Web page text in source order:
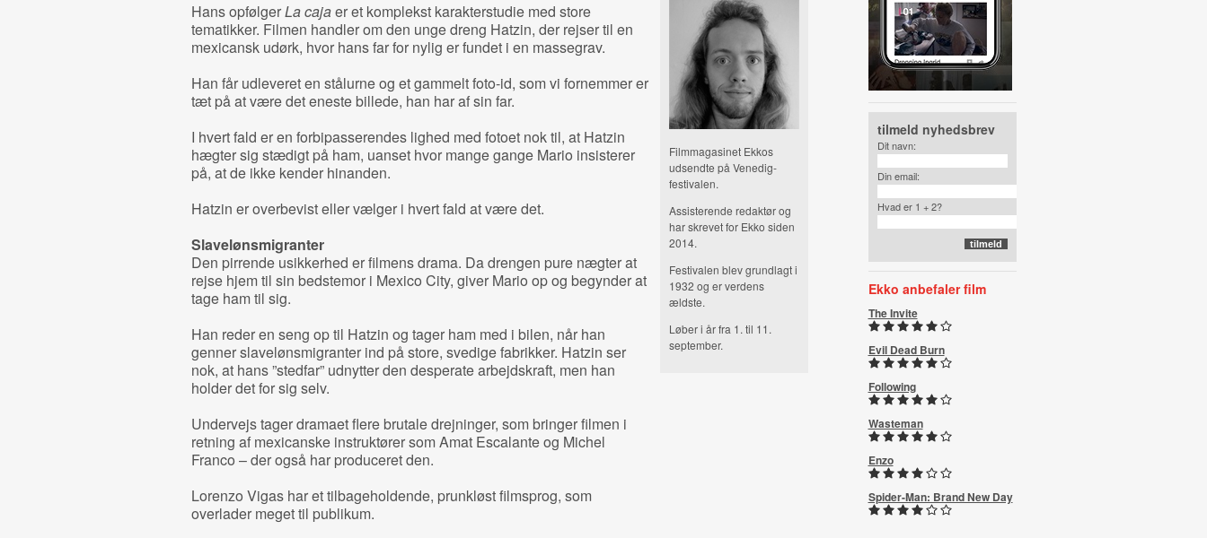
Hans opfølgerLa cajaer et komplekst karakterstudie med store
tematikker. Filmen handler om den unge dreng Hatzin, der rejser til en
mexicansk udørk, hvor hans far for nylig er fundet i en massegrav.
Han får udleveret en stålurne og et gammelt foto-id, som vi fornemmer er
tæt på at være det eneste billede, han har af sin far.
I hvert fald er en forbipasserendes lighed med fotoet nok til, at Hatzin
hægter sig stædigt på ham, uanset hvor mange gange Mario insisterer
på, at de ikke kender hinanden.
Hatzin er overbevist eller vælger i hvert fald at være det.
Slavelønsmigranter
Den pirrende usikkerhed er filmens drama. Da drengen pure nægter at
rejse hjem til sin bedstemor i Mexico City, giver Mario op og begynder at
tage ham til sig.
Han reder en seng op til Hatzin og tager ham med i bilen, når han
genner slavelønsmigranter ind på store, svedige fabrikker. Hatzin ser
nok, at hans ”stedfar” udnytter den desperate arbejdskraft, men han
holder det for sig selv.
Undervejs tager dramaet flere brutale drejninger, som bringer filmen i
retning af mexicanske instruktører som Amat Escalante og Michel
Franco – der også har produceret den.
Lorenzo Vigas har et tilbageholdende, prunkløst filmsprog, som
overlader meget til publikum.
Filmmagasinet Ekkos
udsendte på Venedig-
festivalen.
Assisterende redaktør og
har skrevet for Ekko siden
2014.
Festivalen blev grundlagt i
1932 og er verdens
ældste.
Løber i år fra 1. til 11.
september.
tilmeld nyhedsbrev
Dit navn:
Din email:
Hvad er 1 + 2?
Ekko anbefaler film
The Invite
Evil Dead Burn
Following
Wasteman
Enzo
Spider-Man: Brand New Day